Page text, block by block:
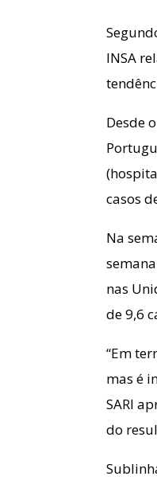
INSA
Desde
casos
Na
nas
de 9,6
“Em
mas é
SARI
do